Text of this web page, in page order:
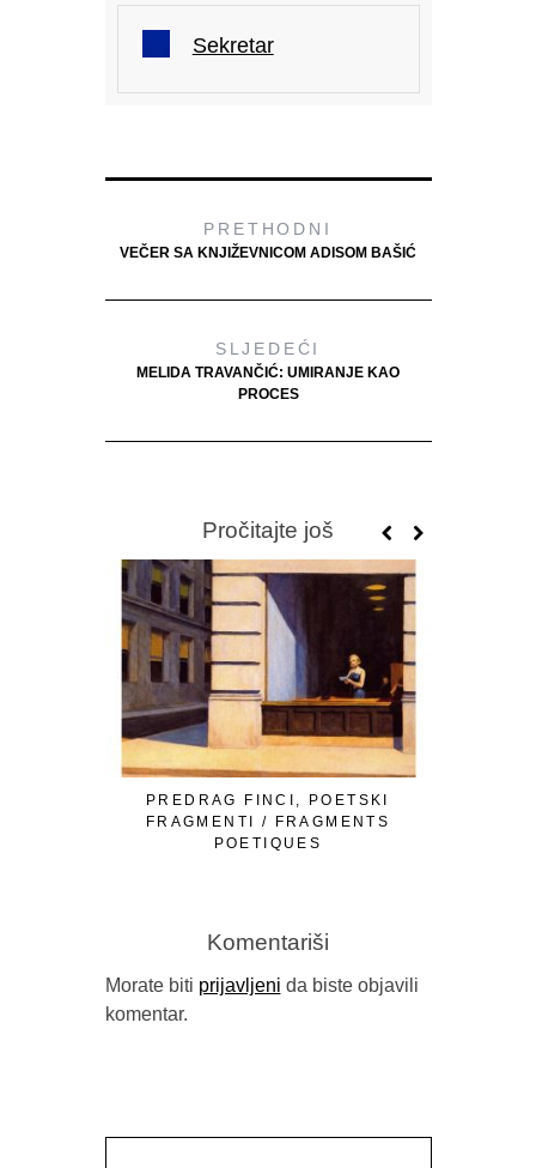
Sekretar
PRETHODNI
VEČER SA KNJIŽEVNICOM ADISOM BAŠIĆ
SLJEDEĆI
MELIDA TRAVANČIĆ: UMIRANJE KAO
PROCES
Pročitajte još
PREDRAG FINCI, POETSKI
FRAGMENTI / FRAGMENTS
POETIQUES
Komentariši
Morate biti prijavljeni da biste objavili
komentar.